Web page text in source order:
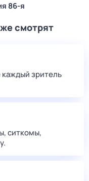
86-я
смотрят
каждый зритель
ситкомы,